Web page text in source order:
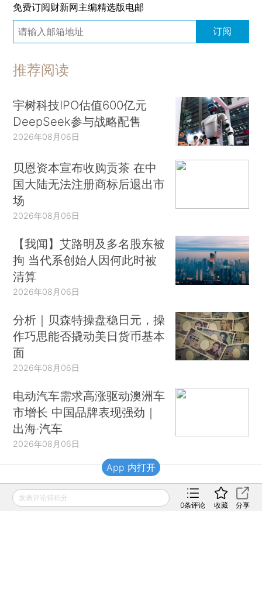
免费订阅财新网主编精选版电邮
订阅
推荐阅读
宇树科技IPO估值600亿元
DeepSeek参与战略配售
2026年08月06日
贝恩资本宣布收购贡茶 在中
国大陆无法注册商标后退出市
场
2026年08月06日
【我闻】艾路明及多名股东被
拘 当代系创始人因何此时被
清算
2026年08月06日
分析｜贝森特操盘稳日元，操
作巧思能否撬动美日货币基本
面
2026年08月06日
电动汽车需求高涨驱动澳洲车
市增长 中国品牌表现强劲｜
出海·汽车
2026年08月06日
财新移动
发表评论得积分
0条评论 收藏 分享
App 内打开